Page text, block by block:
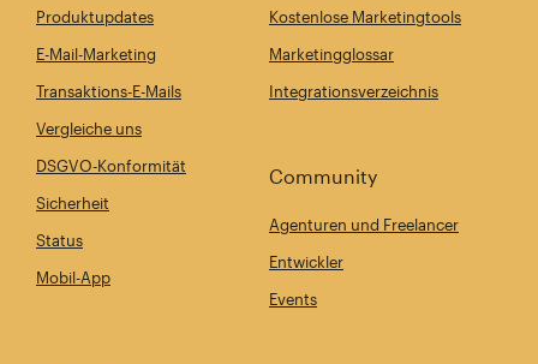
Produktupdates
E-Mail-Marketing
Transaktions-E-Mails
Vergleiche uns
DSGVO-Konformität
Sicherheit
Status
Mobil-App
Kostenlose Marketingtools
Marketingglossar
Integrationsverzeichnis
Community
Agenturen und Freelancer
Entwickler
Events